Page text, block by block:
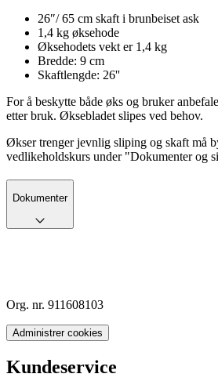
26″/ 65 cm skaft i brunbeiset ask
1,4 kg øksehode
Øksehodets vekt er 1,4 kg
Bredde: 9 cm
Skaftlengde: 26''
For å beskytte både øks og bruker
etter bruk. Øksebladet slipes ved behov.
Økser trenger jevnlig sliping og skaft må
vedlikeholdskurs under "Dokumenter og
Dokumenter
Org. nr. 911608103
Administrer cookies
Kundeservice